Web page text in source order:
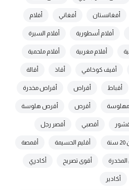
أفغانستان أفغاني أفلام
أفلام أسطورية أفلام السيرة
أفلام مغربية أفلام ملحمية
أفيف كوخافي أقاذ أقالة
أقباط أقراص أقراص مخدرة
مهلوسة أقرص أقرص هلوسة
أقصبي أقصر رجل
أقليم الحسيمة أقمصة
أقوى تصريح أكادري
أكادير